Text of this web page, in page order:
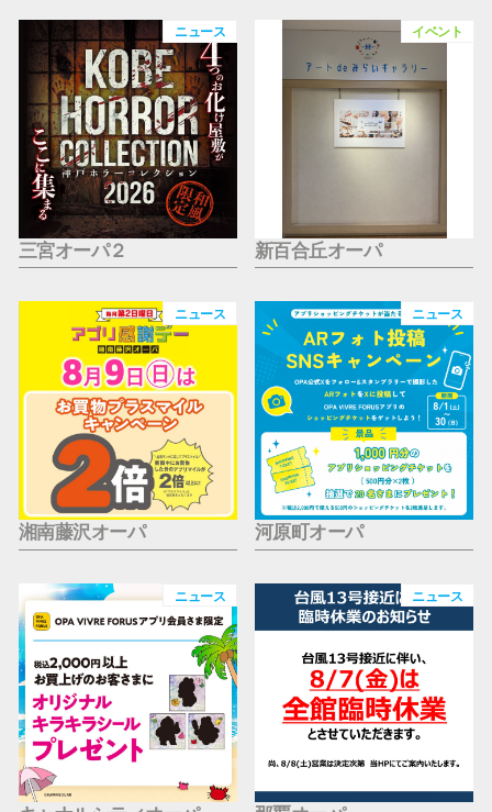
ニュース
三宮オーパ２
イベント
新百合丘オーパ
ニュース
湘南藤沢オーパ
ニュース
河原町オーパ
ニュース ニュース